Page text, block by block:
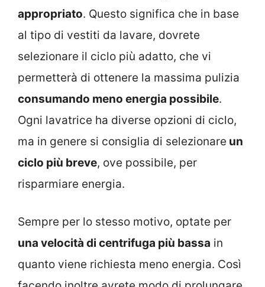
appropriato. Questo significa che in base
al tipo di vestiti da lavare, dovrete
selezionare il ciclo più adatto, che vi
permetterà di ottenere la massima pulizia
consumando meno energia possibile.
Ogni lavatrice ha diverse opzioni di ciclo,
ma in genere si consiglia di selezionare un
ciclo più breve, ove possibile, per
risparmiare energia.
Sempre per lo stesso motivo, optate per
una velocità di centrifuga più bassa in
quanto viene richiesta meno energia. Così